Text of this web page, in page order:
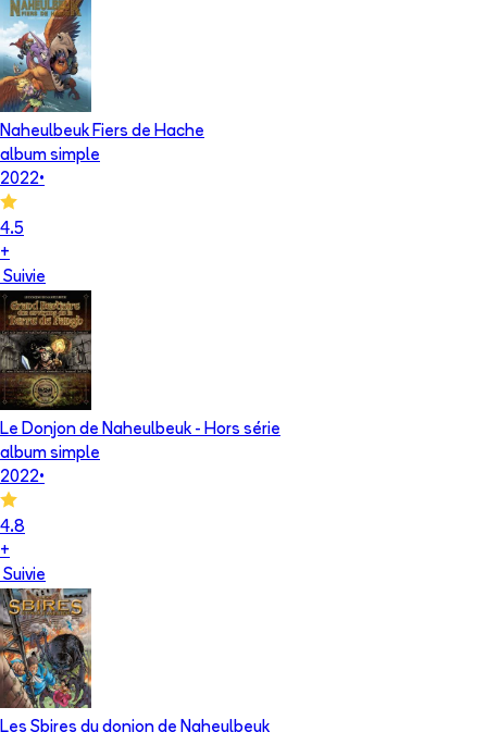
Naheulbeuk Fiers de Hache
album simple
2022•
4.5
+
Suivie
Le Donjon de Naheulbeuk - Hors série
album simple
2022•
4.8
+
Suivie
Les Sbires du donjon de Naheulbeuk